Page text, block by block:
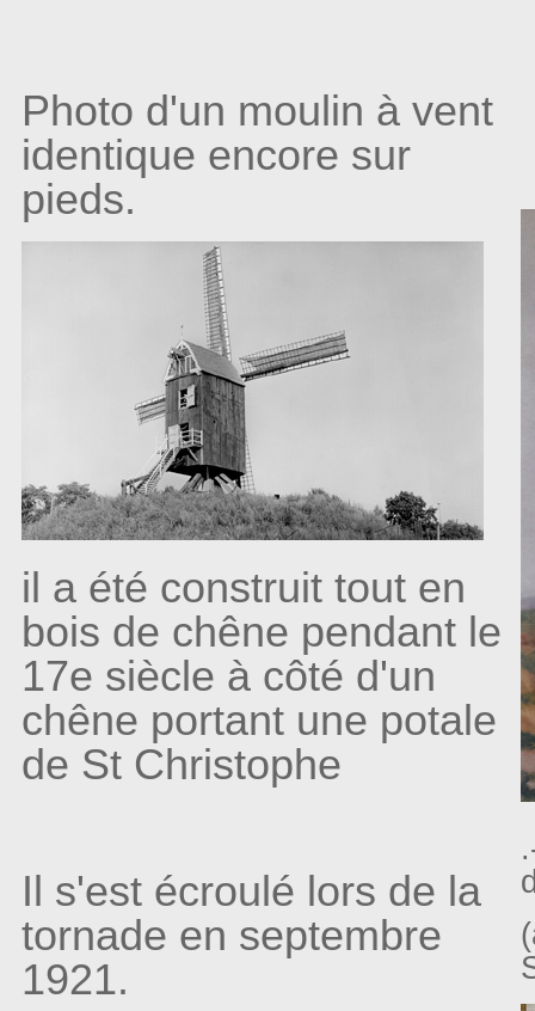
Photo d'un moulin à vent
identique encore sur
pieds.
il a été construit tout en
bois de chêne pendant le
17e siècle à côté d'un
chêne portant une potale
de St Christophe
Il s'est écroulé lors de la
tornade en septembre
1921.